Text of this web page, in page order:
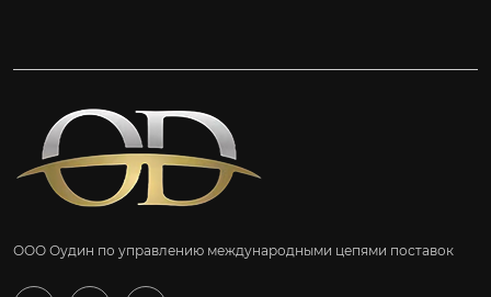
ООО Оудин по управлению международными цепями поставок